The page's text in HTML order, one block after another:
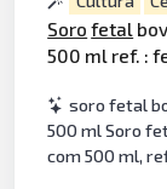
Soro fetal
500 ml ref. :
soro fetal
500 ml Soro
com 500 ml,